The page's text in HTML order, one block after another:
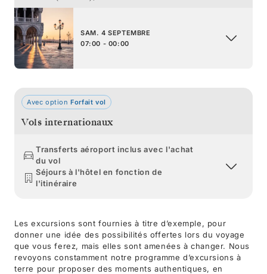
SAM. 4 SEPTEMBRE
07:00 - 00:00
Avec option Forfait vol
Vols internationaux
Transferts aéroport inclus avec l'achat
du vol
Séjours à l'hôtel en fonction de
l'itinéraire
Les excursions sont fournies à titre d’exemple, pour
donner une idée des possibilités offertes lors du voyage
que vous ferez, mais elles sont amenées à changer. Nous
revoyons constamment notre programme d’excursions à
terre pour proposer des moments authentiques, en